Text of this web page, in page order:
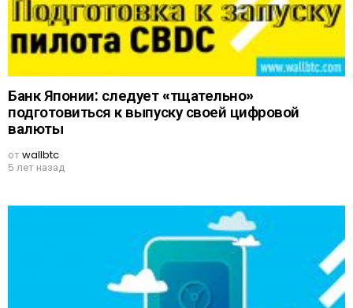
Банк Японии: следует «тщательно»
подготовиться к выпуску своей цифровой
валюты
отwallbtc
5 лет назад